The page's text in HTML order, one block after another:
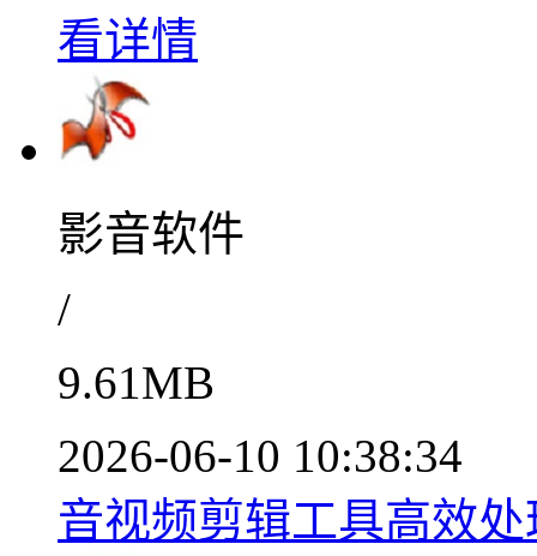
看详情
影音软件
/
9.61MB
2026-06-10 10:38:34
音视频剪辑工具高效